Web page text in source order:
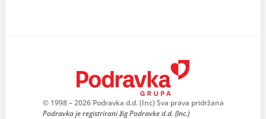
© 1998 – 2026 Podravka d.d. (Inc) Sva prava pridržana
Podravka je registrirani žig Podravke d.d. (Inc.)